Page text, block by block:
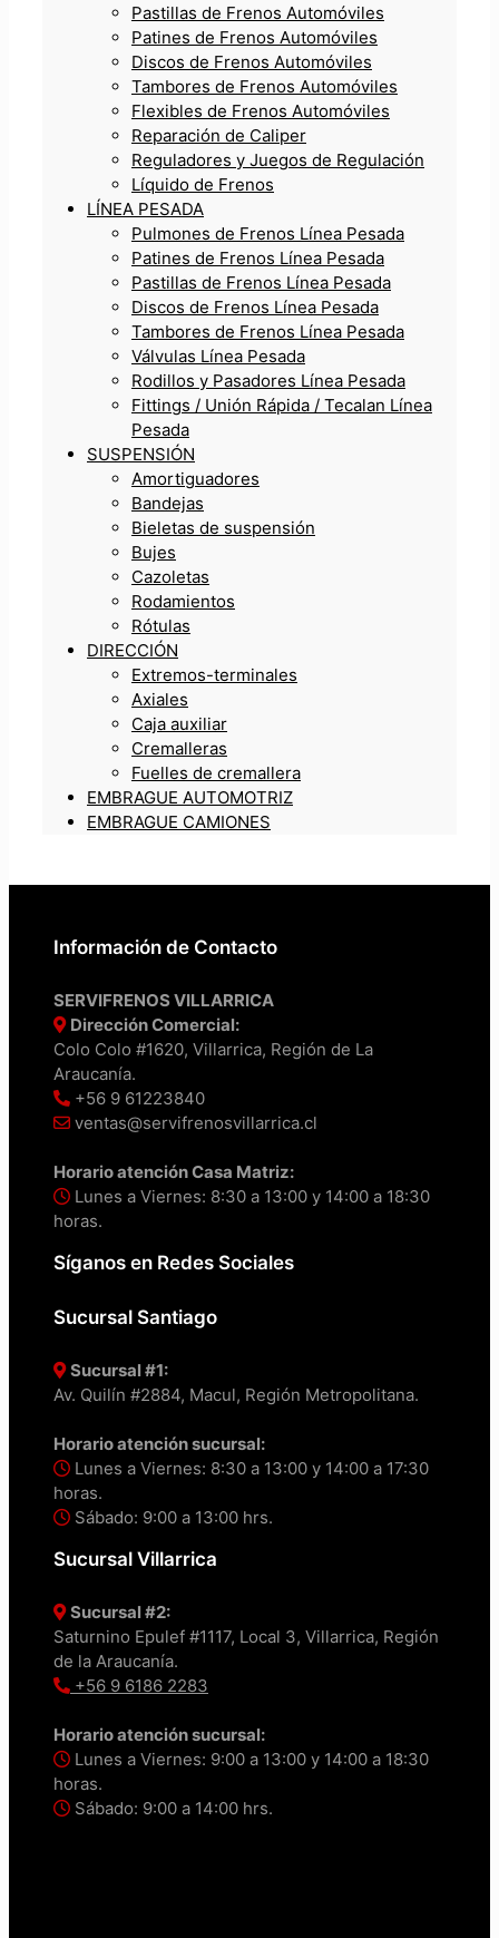
Pastillas de Frenos Automóviles
Patines de Frenos Automóviles
Discos de Frenos Automóviles
Tambores de Frenos Automóviles
Flexibles de Frenos Automóviles
Reparación de Caliper
Reguladores y Juegos de Regulación
Líquido de Frenos
LÍNEA PESADA
Pulmones de Frenos Línea Pesada
Patines de Frenos Línea Pesada
Pastillas de Frenos Línea Pesada
Discos de Frenos Línea Pesada
Tambores de Frenos Línea Pesada
Válvulas Línea Pesada
Rodillos y Pasadores Línea Pesada
Fittings / Unión Rápida / Tecalan Línea
Pesada
SUSPENSIÓN
Amortiguadores
Bandejas
Bieletas de suspensión
Bujes
Cazoletas
Rodamientos
Rótulas
DIRECCIÓN
Extremos-terminales
Axiales
Caja auxiliar
Cremalleras
Fuelles de cremallera
EMBRAGUE AUTOMOTRIZ
EMBRAGUE CAMIONES
Información de Contacto
SERVIFRENOS VILLARRICA
Dirección Comercial:
Colo Colo #1620, Villarrica, Región de La
Araucanía.
+56 9 61223840
ventas@servifrenosvillarrica.cl
Horario atención Casa Matriz:
Lunes a Viernes: 8:30 a 13:00 y 14:00 a 18:30
horas.
Síganos en Redes Sociales
Sucursal Santiago
Sucursal #1:
Av. Quilín #2884, Macul, Región Metropolitana.
Horario atención sucursal:
Lunes a Viernes: 8:30 a 13:00 y 14:00 a 17:30
horas.
Sábado: 9:00 a 13:00 hrs.
Sucursal Villarrica
Sucursal #2:
Saturnino Epulef #1117, Local 3, Villarrica, Región
de la Araucanía.
+56 9 6186 2283
Horario atención sucursal:
Lunes a Viernes: 9:00 a 13:00 y 14:00 a 18:30
horas.
Sábado: 9:00 a 14:00 hrs.